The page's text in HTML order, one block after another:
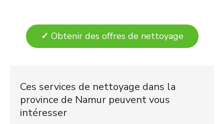
✓ Obtenir des offres de nettoyage
Ces services de nettoyage dans la
province de Namur peuvent vous
intéresser